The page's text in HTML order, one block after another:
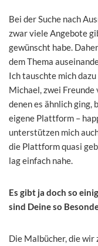
Bei der Suche nach
zwar viele Angebote
gewünscht habe.
dem Thema
Ich tauschte mich
Michael, zwei Freunde
denen es ähnlich ging,
eigene Plattform –
unterstützen mich
die Plattform quasi
lag einfach nahe.
Es gibt ja doch so
sind Deine so
Die Malbücher, die